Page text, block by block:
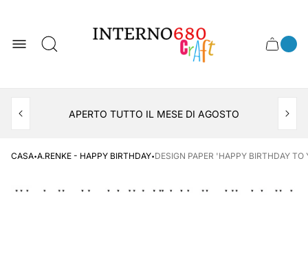
del
negozio
Cassetto
CASA·A.RENKE - HAPPY BIRTHDAY·DESIGN PAPER 'HAPPY BIRTHDAY